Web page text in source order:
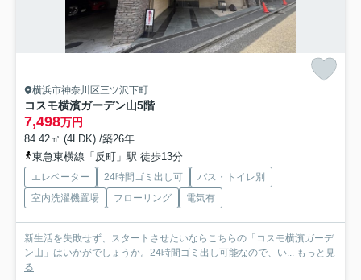
横浜市神奈川区三ツ沢下町
コスモ横濱ガーデン山5階
7,498万円
84.42㎡ (4LDK) /築26年
東急東横線「反町」駅 徒歩13分
エレベーター 24時間ゴミ出し可
バス・トイレ別
室内洗濯機置場
フローリング 電気有
新生活を失敗せず、スタートさせたいならこちらの「コスモ横濱ガーデ
ン山」はいかがでしょうか。24時間ゴミ出し可能なので、い...
もっと見
る